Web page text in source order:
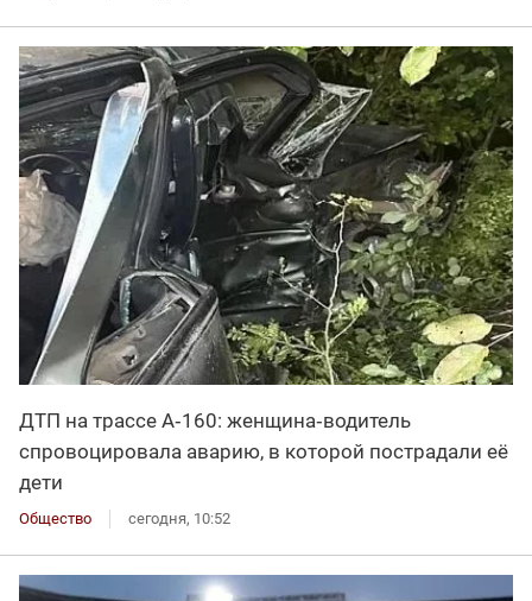
ДТП на трассе А‑160: женщина‑водитель
спровоцировала аварию, в которой пострадали её
дети
Общество сегодня, 10:52